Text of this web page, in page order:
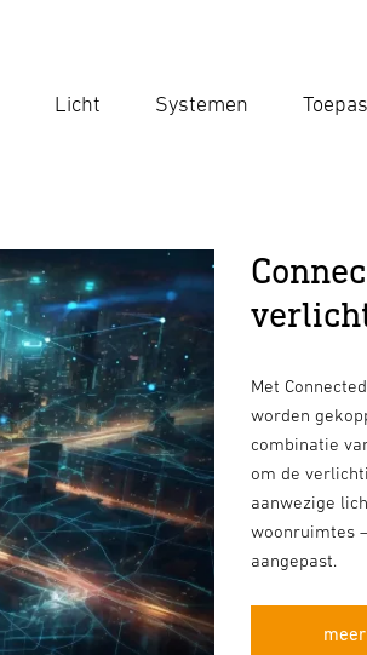
Licht Systemen
Met
worden
combinatie
om de
aanwezige
woonruimtes
aangepast.